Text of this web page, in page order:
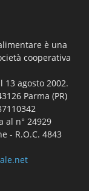
è una
cooperativa
agosto 2002.
Parma (PR)
al n° 24929
- R.O.C. 4843